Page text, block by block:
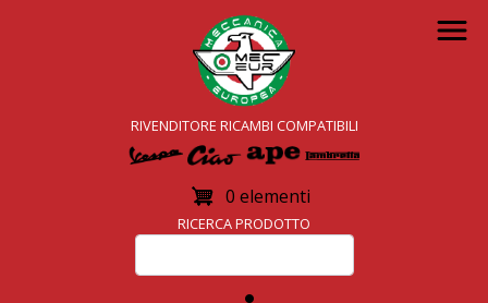
Salta
al
contenuto
principale
RIVENDITORE RICAMBI COMPATIBILI
0 elementi
RICERCA PRODOTTO